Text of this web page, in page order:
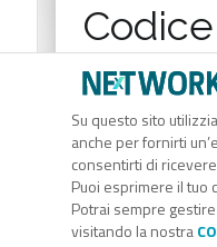
Su questo sito
anche per fornirti
consentirti di
Puoi esprimere il tuo
Potrai sempre
visitando la nostra
RSS link